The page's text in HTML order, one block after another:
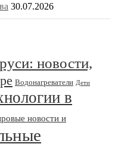
30.07.2026
новости,
Водонагреватели Дети
в
новости и